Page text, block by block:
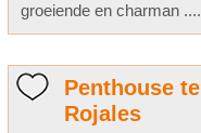
groeiende en charman
Penthouse
Rojales